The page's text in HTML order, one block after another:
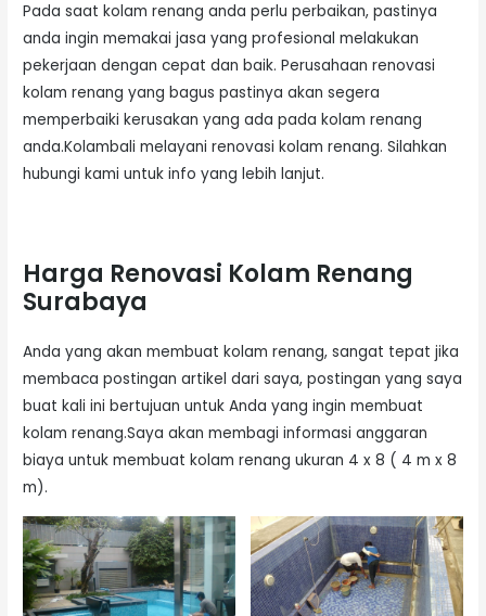
Pada saat kolam renang anda perlu perbaikan, pastinya
anda ingin memakai jasa yang profesional melakukan
pekerjaan dengan cepat dan baik. Perusahaan renovasi
kolam renang yang bagus pastinya akan segera
memperbaiki kerusakan yang ada pada kolam renang
anda.Kolambali melayani renovasi kolam renang. Silahkan
hubungi kami untuk info yang lebih lanjut.
Harga Renovasi Kolam Renang
Surabaya
Anda yang akan membuat kolam renang, sangat tepat jika
membaca postingan artikel dari saya, postingan yang saya
buat kali ini bertujuan untuk Anda yang ingin membuat
kolam renang.Saya akan membagi informasi anggaran
biaya untuk membuat kolam renang ukuran 4 x 8 ( 4 m x 8
m).